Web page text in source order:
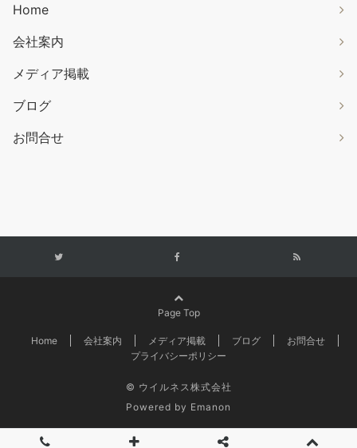
Home
会社案内
メディア掲載
ブログ
お問合せ
Page Top
Home 会社案内 メディア掲載 ブログ
お問合せ
プライバシーポリシー
© ウイルネス株式会社
Powered by Emanon